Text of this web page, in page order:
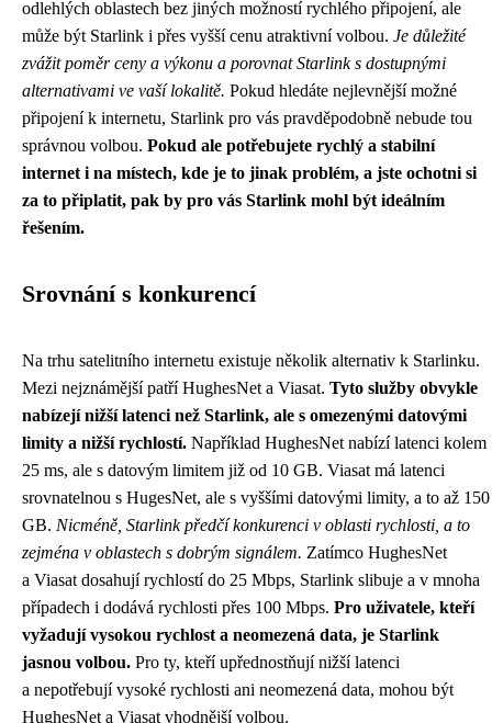
odlehlých oblastech bez jiných možností rychlého připojení, ale
může být Starlink i přes vyšší cenu atraktivní volbou. Je důležité
zvážit poměr ceny a výkonu a porovnat Starlink s dostupnými
alternativami ve vaší lokalitě. Pokud hledáte nejlevnější možné
připojení k internetu, Starlink pro vás pravděpodobně nebude tou
správnou volbou. Pokud ale potřebujete rychlý a stabilní
internet i na místech, kde je to jinak problém, a jste ochotni si
za to připlatit, pak by pro vás Starlink mohl být ideálním
řešením.
Srovnání s konkurencí
Na trhu satelitního internetu existuje několik alternativ k Starlinku.
Mezi nejznámější patří HughesNet a Viasat. Tyto služby obvykle
nabízejí nižší latenci než Starlink, ale s omezenými datovými
limity a nižší rychlostí. Například HughesNet nabízí latenci kolem
25 ms, ale s datovým limitem již od 10 GB. Viasat má latenci
srovnatelnou s HugesNet, ale s vyššími datovými limity, a to až 150
GB. Nicméně, Starlink předčí konkurenci v oblasti rychlosti, a to
zejména v oblastech s dobrým signálem. Zatímco HughesNet
a Viasat dosahují rychlostí do 25 Mbps, Starlink slibuje a v mnoha
případech i dodává rychlosti přes 100 Mbps. Pro uživatele, kteří
vyžadují vysokou rychlost a neomezená data, je Starlink
jasnou volbou. Pro ty, kteří upřednostňují nižší latenci
a nepotřebují vysoké rychlosti ani neomezená data, mohou být
HughesNet a Viasat vhodnější volbou.